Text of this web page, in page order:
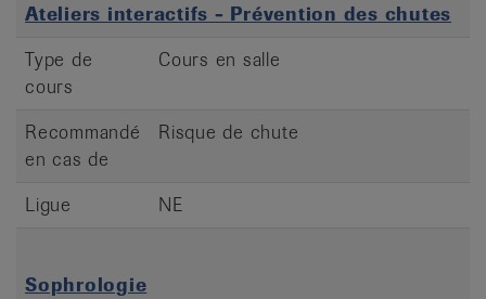
Ateliers interactifs - Prévention des chutes
Type de
cours
Cours en salle
Recommandé
en cas de
Risque de chute
Ligue NE
Sophrologie